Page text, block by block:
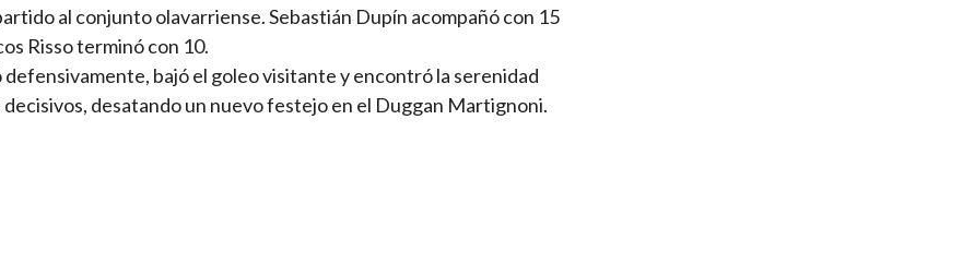
al conjunto olavarriense. Sebastián Dupín acompañó con 15
Risso terminó con 10.
bajó el goleo visitante y encontró la serenidad
desatando un nuevo festejo en el Duggan Martignoni.